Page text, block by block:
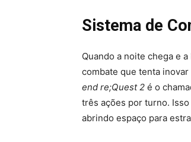
Sistema de
Quando a noite chega e
combate que tenta
end re;Quest 2 é o
três ações por turno.
abrindo espaço para